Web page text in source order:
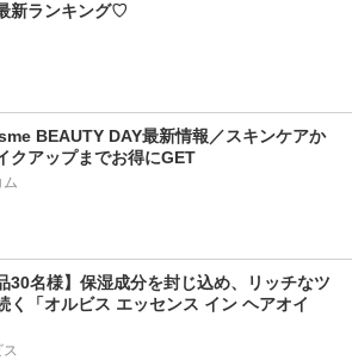
新ランキング♡
BEAUTY DAY最新情報／スキンケアか
クアップまでお得にGET
ム
30名様】保湿成分を封じ込め、リッチなツ
く「オルビス エッセンス イン ヘアオイ
ス